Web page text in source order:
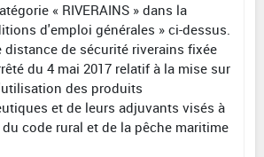
« RIVERAINS » dans la
d'emploi générales » ci-dessus.
distance de sécurité riverains fixée
du 4 mai 2017 relatif à la mise sur
des produits
et de leurs adjuvants visés à
du code rural et de la pêche maritime